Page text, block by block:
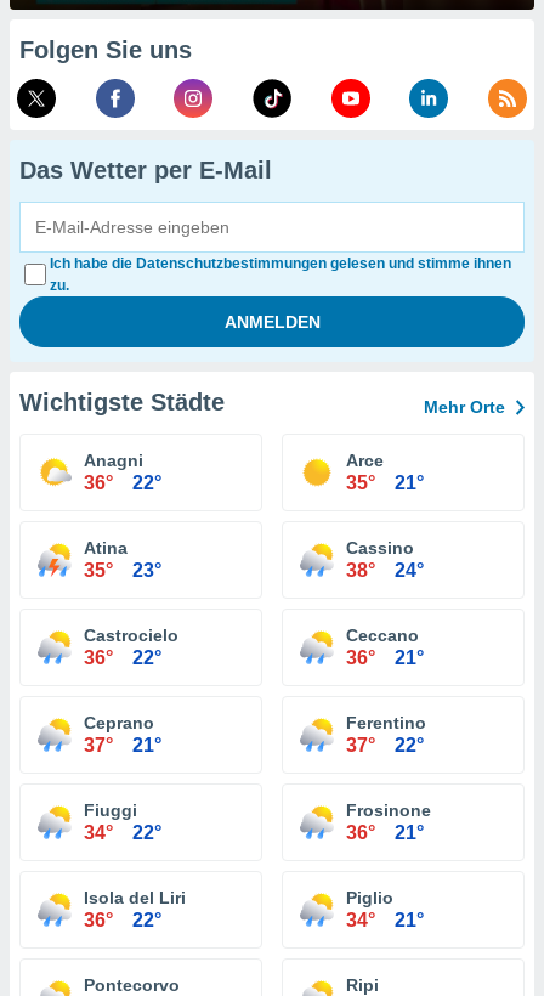
Folgen Sie uns
Das Wetter per E-Mail
Ich habe die Datenschutzbestimmungen gelesen und stimme ihnen
zu.
Wichtigste Städte Mehr Orte
Anagni
36° 22°
Arce
35° 21°
Atina
35° 23°
Cassino
38° 24°
Castrocielo
36° 22°
Ceccano
36° 21°
Ceprano
37° 21°
Ferentino
37° 22°
Fiuggi
34° 22°
Frosinone
36° 21°
Isola del Liri
36° 22°
Piglio
34° 21°
Pontecorvo Ripi